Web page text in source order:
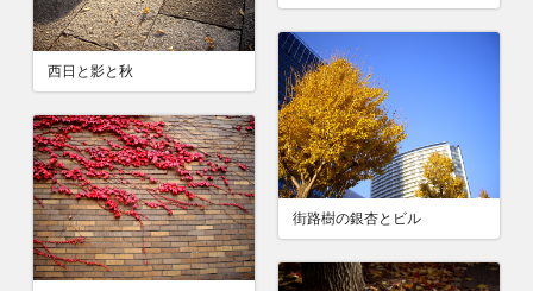
西日と影と秋
街路樹の銀杏とビル